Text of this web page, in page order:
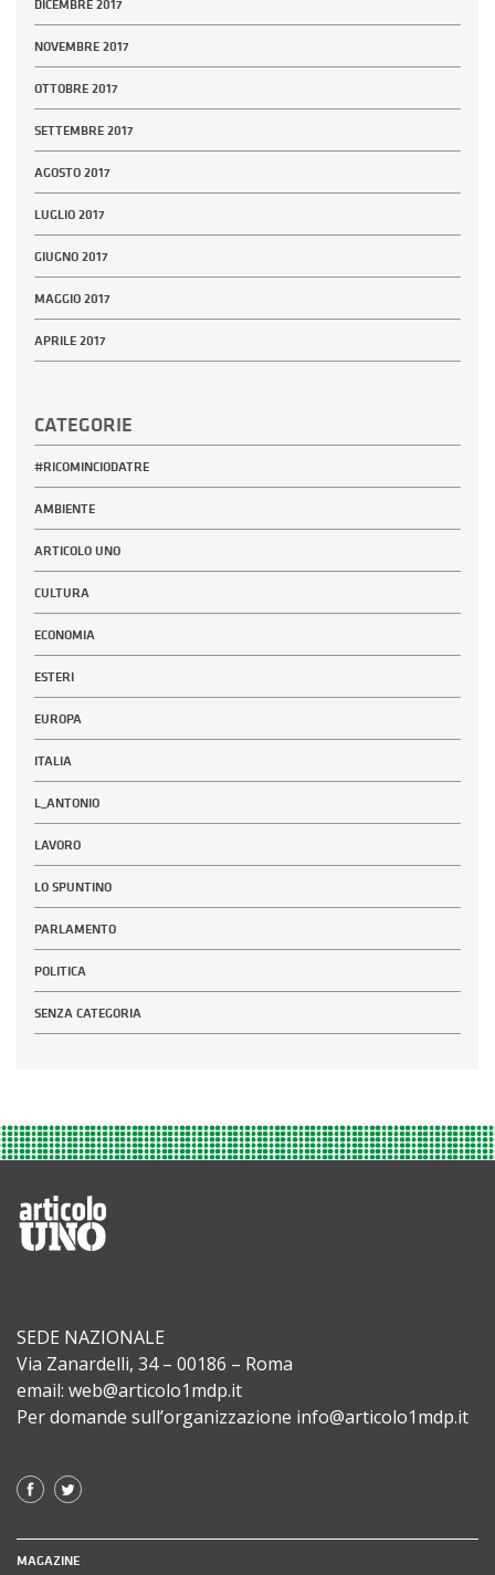
DICEMBRE 2017
NOVEMBRE 2017
OTTOBRE 2017
SETTEMBRE 2017
AGOSTO 2017
LUGLIO 2017
GIUGNO 2017
MAGGIO 2017
APRILE 2017
CATEGORIE
#RICOMINCIODATRE
AMBIENTE
ARTICOLO UNO
CULTURA
ECONOMIA
ESTERI
EUROPA
ITALIA
L_ANTONIO
LAVORO
LO SPUNTINO
PARLAMENTO
POLITICA
SENZA CATEGORIA
SEDE NAZIONALE
Via Zanardelli, 34 – 00186 – Roma
email: web@articolo1mdp.it
Per domande sull’organizzazione info@articolo1mdp.it
MAGAZINE